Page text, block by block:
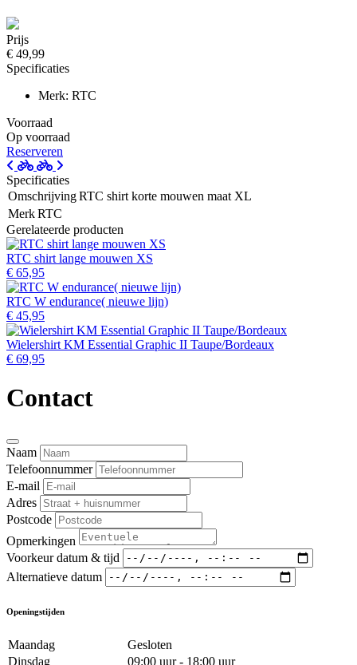
Prijs
€ 49,99
Specificaties
Merk: RTC
Voorraad
Op voorraad
Reserveren
Specificaties
OmschrijvingRTC shirt korte mouwen maat XL
MerkRTC
Gerelateerde producten
RTC shirt lange mouwen XS
€ 65,95
RTC W endurance( nieuwe lijn)
€ 45,95
Wielershirt KM Essential Graphic II Taupe/Bordeaux
€ 69,95
Contact
Naam
Telefoonnummer
E-mail
Adres
Postcode
Opmerkingen
Voorkeur datum & tijd
Alternatieve datum
Openingstijden
Maandag
Gesloten
Dinsdag
09:00 uur - 18:00 uur